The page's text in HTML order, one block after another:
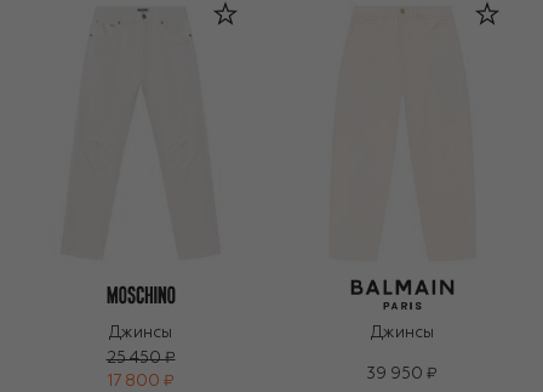
Джинсы
25 450 ₽
17 800 ₽
Джинсы
39 950 ₽